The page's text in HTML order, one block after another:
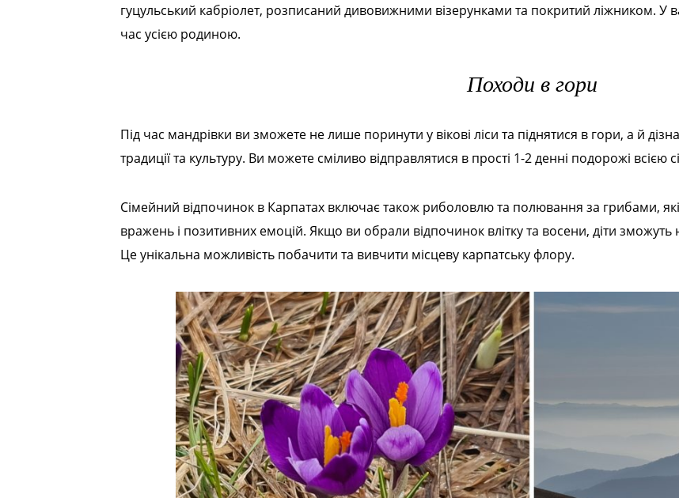
гуцульський кабріолет, розписаний дивовижними візерунками та покритий ліжником. У
час усією родиною.
Походи в гори
Під час мандрівки ви зможете не лише поринути у вікові ліси та піднятися в гори, а й
традиції та культуру. Ви можете сміливо відправлятися в прості 1-2 денні подорожі всією
Сімейний відпочинок в Карпатах включає також риболовлю та полювання за грибами,
вражень і позитивних емоцій. Якщо ви обрали відпочинок влітку та восени, діти зможуть
Це унікальна можливість побачити та вивчити місцеву карпатську флору.